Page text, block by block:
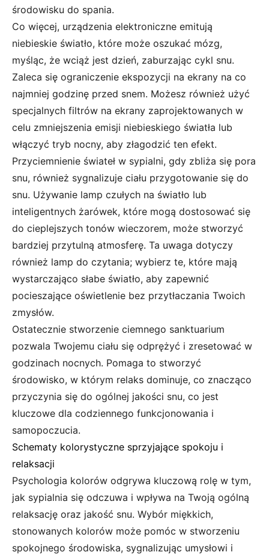
środowisku do spania.
Co więcej, urządzenia elektroniczne emitują
niebieskie światło, które może oszukać mózg,
myśląc, że wciąż jest dzień, zaburzając cykl snu.
Zaleca się ograniczenie ekspozycji na ekrany na co
najmniej godzinę przed snem. Możesz również użyć
specjalnych filtrów na ekrany zaprojektowanych w
celu zmniejszenia emisji niebieskiego światła lub
włączyć tryb nocny, aby złagodzić ten efekt.
Przyciemnienie świateł w sypialni, gdy zbliża się pora
snu, również sygnalizuje ciału przygotowanie się do
snu. Używanie lamp czułych na światło lub
inteligentnych żarówek, które mogą dostosować się
do cieplejszych tonów wieczorem, może stworzyć
bardziej przytulną atmosferę. Ta uwaga dotyczy
również lamp do czytania; wybierz te, które mają
wystarczająco słabe światło, aby zapewnić
pocieszające oświetlenie bez przytłaczania Twoich
zmysłów.
Ostatecznie stworzenie ciemnego sanktuarium
pozwala Twojemu ciału się odprężyć i zresetować w
godzinach nocnych. Pomaga to stworzyć
środowisko, w którym relaks dominuje, co znacząco
przyczynia się do ogólnej jakości snu, co jest
kluczowe dla codziennego funkcjonowania i
samopoczucia.
Schematy kolorystyczne sprzyjające spokoju i
relaksacji
Psychologia kolorów odgrywa kluczową rolę w tym,
jak sypialnia się odczuwa i wpływa na Twoją ogólną
relaksację oraz jakość snu. Wybór miękkich,
stonowanych kolorów może pomóc w stworzeniu
spokojnego środowiska, sygnalizując umysłowi i